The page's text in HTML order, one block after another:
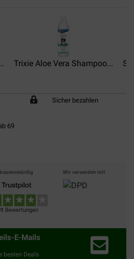
Trixie Aloe Vera Shampoo...
Sicher bezahlen
69
Bewertungen
Wir versenden mit
E-Mails
besten Deals